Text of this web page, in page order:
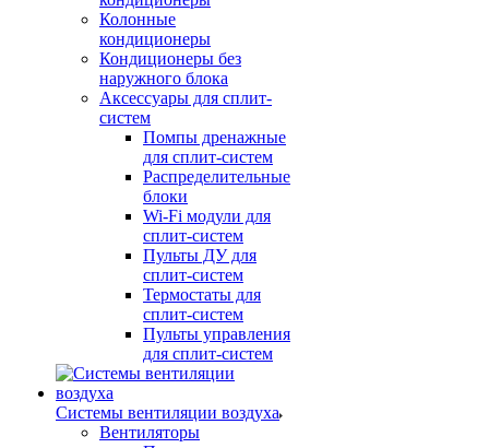
Колонные
кондиционеры
Кондиционеры без
наружного блока
Аксессуары для сплит-
систем
Помпы дренажные
для сплит-систем
Распределительные
блоки
Wi-Fi модули для
сплит-систем
Пульты ДУ для
сплит-систем
Термостаты для
сплит-систем
Пульты управления
для сплит-систем
Системы вентиляции воздуха
Вентиляторы